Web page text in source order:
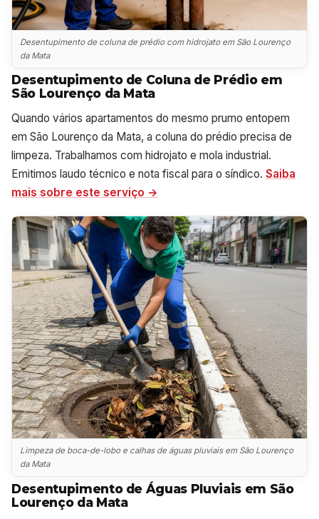
Desentupimento de coluna de prédio com hidrojato em São Lourenço
da Mata
Desentupimento de Coluna de Prédio em
São Lourenço da Mata
Quando vários apartamentos do mesmo prumo entopem
em São Lourenço da Mata, a coluna do prédio precisa de
limpeza. Trabalhamos com hidrojato e mola industrial.
Emitimos laudo técnico e nota fiscal para o síndico. Saiba
mais sobre este serviço →
Limpeza de boca-de-lobo e calhas de águas pluviais em São Lourenço
da Mata
Desentupimento de Águas Pluviais em São
Lourenço da Mata